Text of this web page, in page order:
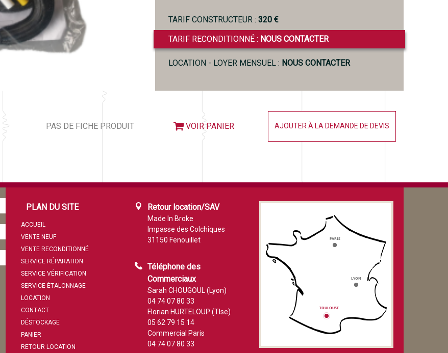
TARIF CONSTRUCTEUR : 320 €
TARIF RECONDITIONNÉ : NOUS CONTACTER
LOCATION - LOYER MENSUEL : NOUS CONTACTER
PAS DE FICHE PRODUIT VOIR PANIER AJOUTER À LA DEMANDE DE DEVIS
PLAN DU SITE
ACCUEIL
VENTE NEUF
VENTE RECONDITIONNÉ
SERVICE RÉPARATION
SERVICE VÉRIFICATION
SERVICE ÉTALONNAGE
LOCATION
CONTACT
DÉSTOCKAGE
PANIER
RETOUR LOCATION
Retour location/SAV
Made In Broke
Impasse des Colchiques
31150 Fenouillet
Téléphone des
Commerciaux
Sarah CHOUGOUL (Lyon)
04 74 07 80 33
Florian HURTELOUP (Tlse)
05 62 79 15 14
Commercial Paris
04 74 07 80 33